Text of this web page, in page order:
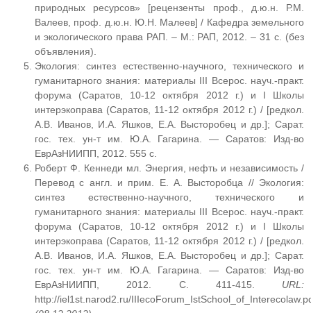
природных ресурсов» [рецензенты проф., д.ю.н. Р.М.
Валеев, проф. д.ю.н. Ю.Н. Малеев] / Кафедра земельного
и экологического права РАП. – М.: РАП, 2012. – 31 с. (без
объявления).
Экология: синтез естественно-научного, технического и
гуманитарного знания: материалы III Всерос. науч.-практ.
форума (Саратов, 10-12 октября 2012 г.) и I Школы
интерэкоправа (Саратов, 11-12 октября 2012 г.) / [редкол.
А.В. Иванов, И.А. Яшков, Е.А. Высторобец и др.]; Сарат.
гос. тех. ун-т им. Ю.А. Гагарина. — Саратов: Изд-во
ЕврАзНИИПП, 2012. 555 с.
Роберт Ф. Кеннеди мл. Энергия, нефть и независимость /
Перевод с англ. и прим. Е. А. Высторобца // Экология:
синтез естественно-научного, технического и
гуманитарного знания: материалы III Всерос. науч.-практ.
форума (Саратов, 10-12 октября 2012 г.) и I Школы
интерэкоправа (Саратов, 11-12 октября 2012 г.) / [редкол.
А.В. Иванов, И.А. Яшков, Е.А. Высторобец и др.]; Сарат.
гос. тех. ун-т им. Ю.А. Гагарина. — Саратов: Изд-во
ЕврАзНИИПП, 2012. С. 411-415. URL :
http://iel1st.narod2.ru/